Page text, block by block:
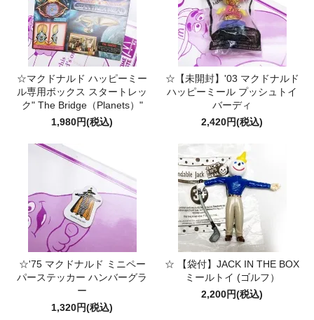
☆マクドナルド ハッピーミー
ル専用ボックス スタートレッ
ク" The Bridge（Planets）"
1,980円(税込)
☆【未開封】'03 マクドナルド
ハッピーミール プッシュトイ
バーディ
2,420円(税込)
☆'75 マクドナルド ミニペー
パーステッカー ハンバーグラ
ー
1,320円(税込)
☆ 【袋付】JACK IN THE BOX
ミールトイ (ゴルフ）
2,200円(税込)